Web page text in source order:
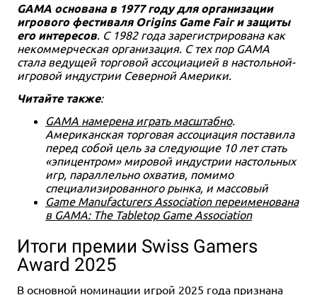
GAMA основана в 1977 году для организации
игрового фестиваля Origins Game Fair и защиты
его интересов. С 1982 года зарегистрирована как
некоммерческая организация. С тех пор GAMA
стала ведущей торговой ассоциацией в настольной-
игровой индустрии Северной Америки.
Читайте также:
GAMA намерена играть масштабно.
Американская торговая ассоциация поставила
перед собой цель за следующие 10 лет стать
«эпицентром» мировой индустрии настольных
игр, параллельно охватив, помимо
специализированного рынка, и массовый
Game Manufacturers Association переименована
в GAMA: The Tabletop Game Association
Итоги премии Swiss Gamers
Award 2025
В основной номинации игрой 2025 года признана